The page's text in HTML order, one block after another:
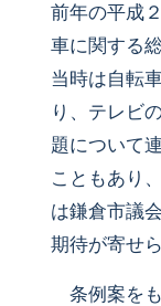
前年の平成
車に関する
当時は自転
り、テレビ
題について
こともあり
は鎌倉市議
期待が寄せ
条例案を